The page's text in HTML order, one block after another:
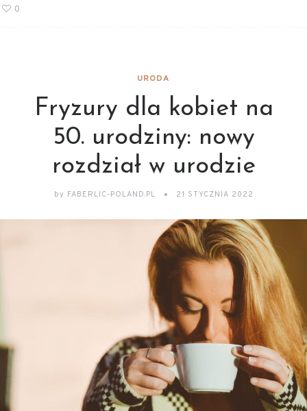
0
URODA
Fryzury dla kobiet na
50. urodziny: nowy
rozdział w urodzie
by FABERLIC-POLAND.PL 21 STYCZNIA 2022